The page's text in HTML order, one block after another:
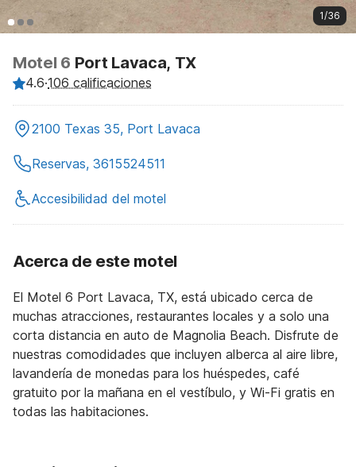
1/36
Motel 6 Port Lavaca, TX
4.6·106 calificaciones
2100 Texas 35, Port Lavaca
Reservas, 3615524511
Accesibilidad del motel
Acerca de este motel
El Motel 6 Port Lavaca, TX, está ubicado cerca de
muchas atracciones, restaurantes locales y a solo una
corta distancia en auto de Magnolia Beach. Disfrute de
nuestras comodidades que incluyen alberca al aire libre,
lavandería de monedas para los huéspedes, café
gratuito por la mañana en el vestíbulo, y Wi-Fi gratis en
todas las habitaciones.